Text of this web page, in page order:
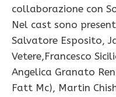
collaborazione con
Nel cast sono
Salvatore Esposito,
Vetere,Francesco
Angelica Granato
Fatt Mc), Martin